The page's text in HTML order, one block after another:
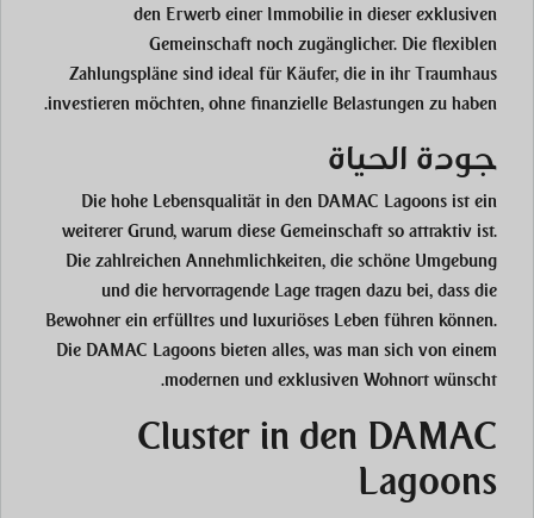
den Erwerb einer Immobilie in dieser exklusiven
Gemeinschaft noch zugänglicher. Die flexiblen
Zahlungspläne sind ideal für Käufer, die in ihr Traumhaus
investieren möchten, ohne finanzielle Belastungen zu haben.
جودة الحياة
Die hohe Lebensqualität in den DAMAC Lagoons ist ein
weiterer Grund, warum diese Gemeinschaft so attraktiv ist.
Die zahlreichen Annehmlichkeiten, die schöne Umgebung
und die hervorragende Lage tragen dazu bei, dass die
Bewohner ein erfülltes und luxuriöses Leben führen können.
Die DAMAC Lagoons bieten alles, was man sich von einem
modernen und exklusiven Wohnort wünscht.
Cluster in den DAMAC
Lagoons